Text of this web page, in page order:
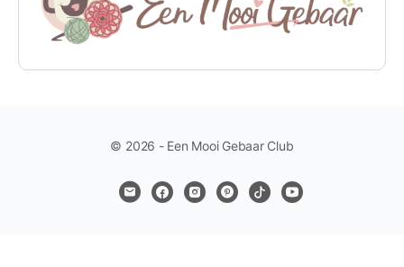
© 2026 - Een Mooi Gebaar Club